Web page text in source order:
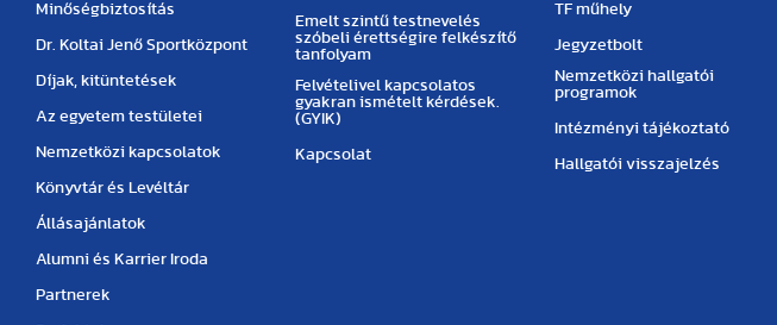
Minőségbiztosítás
Dr. Koltai Jenő Sportközpont
Díjak, kitüntetések
Az egyetem testületei
Nemzetközi kapcsolatok
Könyvtár és Levéltár
Állásajánlatok
Alumni és Karrier Iroda
Partnerek
Emelt szintű testnevelés
szóbeli érettségire felkészítő
tanfolyam
Felvételivel kapcsolatos
gyakran ismételt kérdések.
(GYIK)
Kapcsolat
TF műhely
Jegyzetbolt
Nemzetközi hallgatói
programok
Intézményi tájékoztató
Hallgatói visszajelzés